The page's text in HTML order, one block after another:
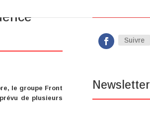
le groupe Front
de plusieurs
Suivre
Newsletter